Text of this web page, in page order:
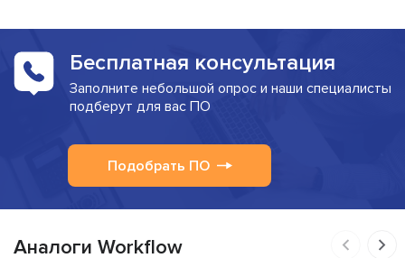
Бесплатная консультация
Заполните небольшой опрос и наши специалисты
подберут для вас ПО
Подобрать ПО
Аналоги Workflow